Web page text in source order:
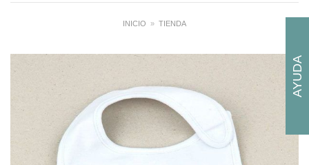
INICIO » TIENDA
AYUDA